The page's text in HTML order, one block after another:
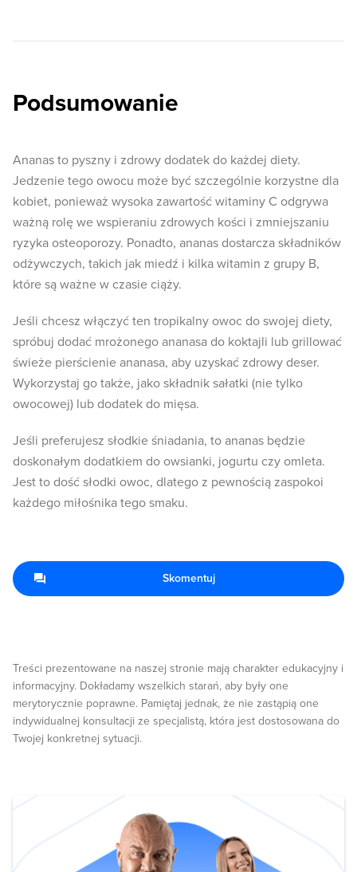
Podsumowanie
Ananas to pyszny i zdrowy dodatek do każdej diety.
Jedzenie tego owocu może być szczególnie korzystne dla
kobiet, ponieważ wysoka zawartość witaminy C odgrywa
ważną rolę we wspieraniu zdrowych kości i zmniejszaniu
ryzyka osteoporozy. Ponadto, ananas dostarcza składników
odżywczych, takich jak miedź i kilka witamin z grupy B,
które są ważne w czasie ciąży.
Jeśli chcesz włączyć ten tropikalny owoc do swojej diety,
spróbuj dodać mrożonego ananasa do koktajli lub grillować
świeże pierścienie ananasa, aby uzyskać zdrowy deser.
Wykorzystaj go także, jako składnik sałatki (nie tylko
owocowej) lub dodatek do mięsa.
Jeśli preferujesz słodkie śniadania, to ananas będzie
doskonałym dodatkiem do owsianki, jogurtu czy omleta.
Jest to dość słodki owoc, dlatego z pewnością zaspokoi
każdego miłośnika tego smaku.
Treści prezentowane na naszej stronie mają charakter edukacyjny i
informacyjny. Dokładamy wszelkich starań, aby były one
merytorycznie poprawne. Pamiętaj jednak, że nie zastąpią one
indywidualnej konsultacji ze specjalistą, która jest dostosowana do
Twojej konkretnej sytuacji.
Skomentuj